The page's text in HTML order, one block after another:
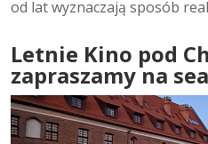
od lat wyznaczają sposób
Letnie Kino pod
zapraszamy na